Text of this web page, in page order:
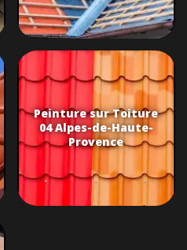
Peinture sur Toiture
04 Alpes-de-Haute-
Provence